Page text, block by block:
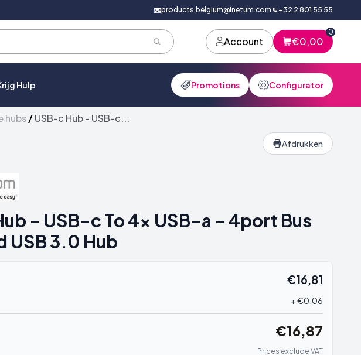
products.belgium@inetum.com +32 2 801 55 55
Account €0,00
0
Hulp Promotions Configurator
hubs/USB-c Hub - USB-c...
Afdrukken
- USB-c To 4x USB-a - 4port Bus
USB 3.0 Hub
€16,81
+ €0,06
€16,87
Prices exclude VAT